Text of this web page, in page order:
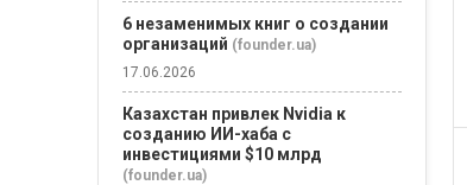
6 незаменимых книг о создании
организаций (founder.ua)
17.06.2026
Казахстан привлек Nvidia к
созданию ИИ-хаба с
инвестициями $10 млрд
(founder.ua)